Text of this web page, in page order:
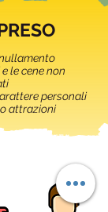
le cene non
personali
attrazioni